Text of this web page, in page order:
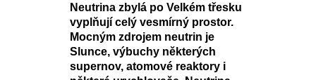
Neutrina zbylá po Velkém třesku
vyplňují celý vesmírný prostor.
Mocným zdrojem neutrin je
Slunce, výbuchy některých
supernov, atomové reaktory i